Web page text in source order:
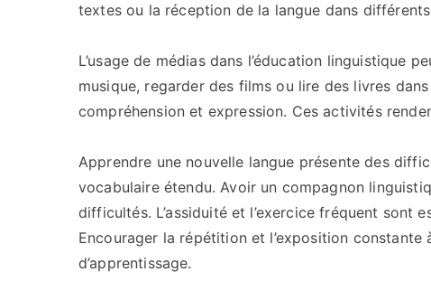
textes ou la réception de la langue dans
L’usage de médias dans l’éducation linguistique
musique, regarder des films ou lire des livres
compréhension et expression. Ces activités
Apprendre une nouvelle langue présente des
vocabulaire étendu. Avoir un compagnon
difficultés. L’assiduité et l’exercice fréquent sont
Encourager la répétition et l’exposition
d’apprentissage.